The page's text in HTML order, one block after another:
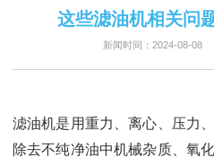
这些滤油机相关问
新闻时间：2024-08-
滤油机是用重力、离心、压力
除去不纯净油中机械杂质、氧